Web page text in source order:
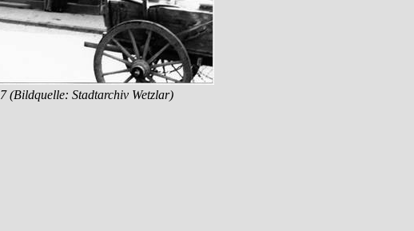
(Bildquelle: Stadtarchiv Wetzlar)